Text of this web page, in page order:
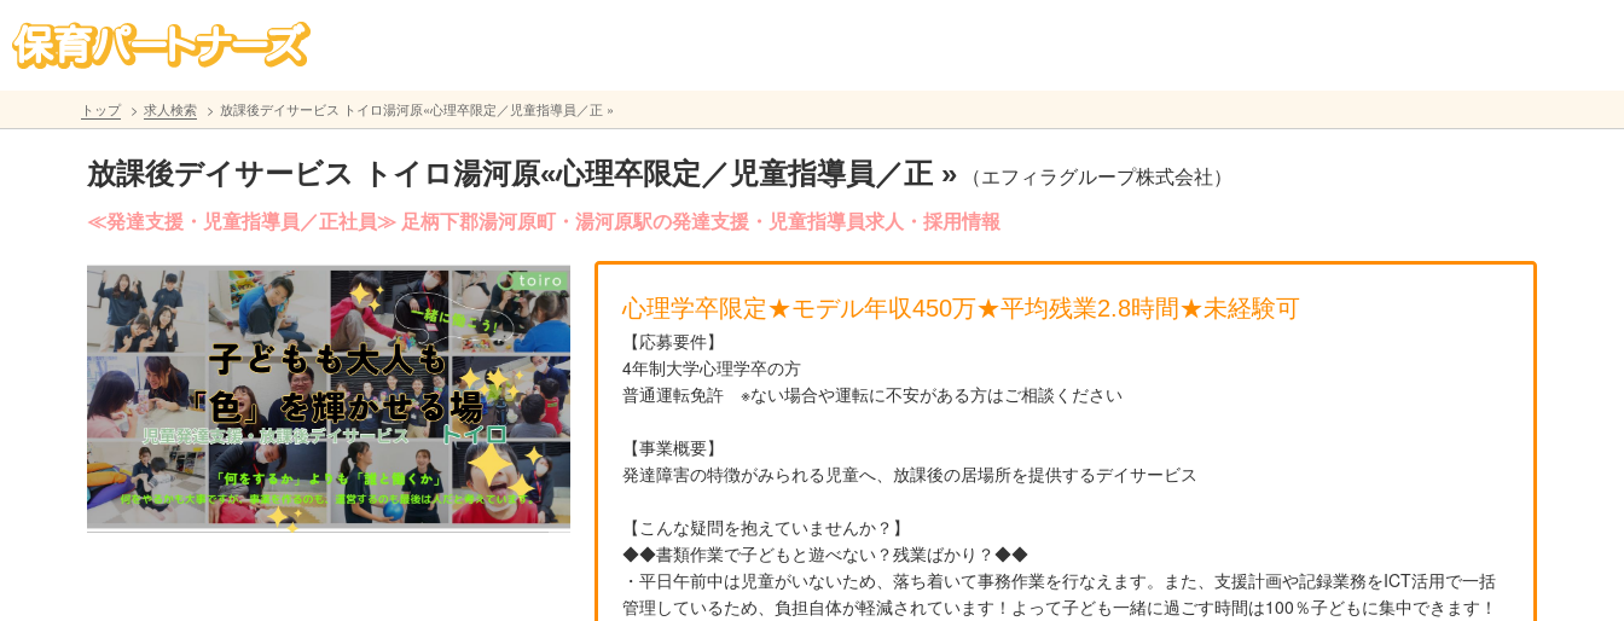
トップ 求人検索 放課後デイサービス トイロ湯河原«心理卒限定／児童指導員／正 »
放課後デイサービス トイロ湯河原«心理卒限定／児童指導員／正 » （エフィラグループ株式会社）
≪発達支援・児童指導員／正社員≫ 足柄下郡湯河原町・湯河原駅の発達支援・児童指導員求人・採用情報
心理学卒限定★モデル年収450万★平均残業2.8時間★未経験可
【応募要件】
4年制大学心理学卒の方
普通運転免許 ※ない場合や運転に不安がある方はご相談ください
【事業概要】
発達障害の特徴がみられる児童へ、放課後の居場所を提供するデイサービス
【こんな疑問を抱えていませんか？】
◆◆書類作業で子どもと遊べない？残業ばかり？◆◆
・平日午前中は児童がいないため、落ち着いて事務作業を行なえます。また、支援計画や記録業務をICT活用で一括
管理しているため、負担自体が軽減されています！よって子ども一緒に過ごす時間は100％子どもに集中できます！